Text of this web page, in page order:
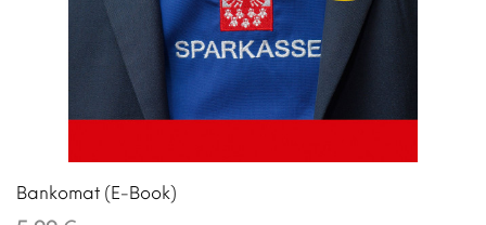
Bankomat (E-Book)